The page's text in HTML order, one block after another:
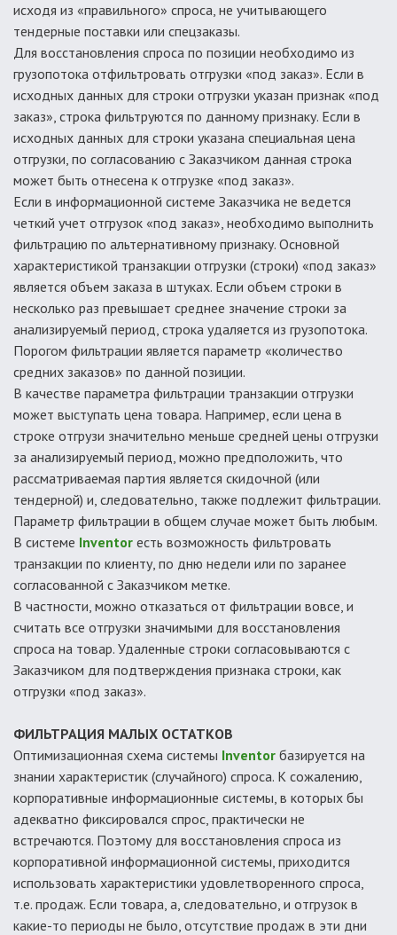
исходя из «правильного» спроса, не учитывающего
тендерные поставки или спецзаказы.
Для восстановления спроса по позиции необходимо из
грузопотока отфильтровать отгрузки «под заказ». Если в
исходных данных для строки отгрузки указан признак «под
заказ», строка фильтруются по данному признаку. Если в
исходных данных для строки указана специальная цена
отгрузки, по согласованию с Заказчиком данная строка
может быть отнесена к отгрузке «под заказ».
Если в информационной системе Заказчика не ведется
четкий учет отгрузок «под заказ», необходимо выполнить
фильтрацию по альтернативному признаку. Основной
характеристикой транзакции отгрузки (строки) «под заказ»
является объем заказа в штуках. Если объем строки в
несколько раз превышает среднее значение строки за
анализируемый период, строка удаляется из грузопотока.
Порогом фильтрации является параметр «количество
средних заказов» по данной позиции.
В качестве параметра фильтрации транзакции отгрузки
может выступать цена товара. Например, если цена в
строке отгрузи значительно меньше средней цены отгрузки
за анализируемый период, можно предположить, что
рассматриваемая партия является скидочной (или
тендерной) и, следовательно, также подлежит фильтрации.
Параметр фильтрации в общем случае может быть любым.
В системе Inventor есть возможность фильтровать
транзакции по клиенту, по дню недели или по заранее
согласованной с Заказчиком метке.
В частности, можно отказаться от фильтрации вовсе, и
считать все отгрузки значимыми для восстановления
спроса на товар. Удаленные строки согласовываются с
Заказчиком для подтверждения признака строки, как
отгрузки «под заказ».
ФИЛЬТРАЦИЯ МАЛЫХ ОСТАТКОВ
Оптимизационная схема системы Inventor базируется на
знании характеристик (случайного) спроса. К сожалению,
корпоративные информационные системы, в которых бы
адекватно фиксировался спрос, практически не
встречаются. Поэтому для восстановления спроса из
корпоративной информационной системы, приходится
использовать характеристики удовлетворенного спроса,
т.е. продаж. Если товара, а, следовательно, и отгрузок в
какие-то периоды не было, отсутствие продаж в эти дни